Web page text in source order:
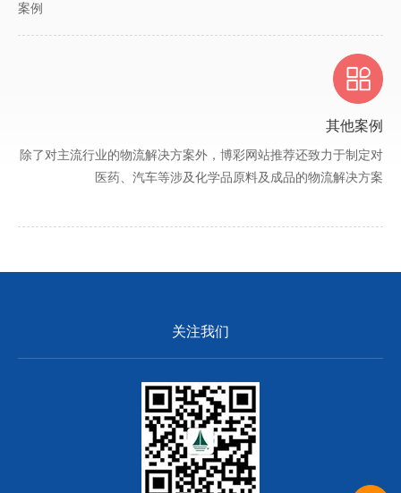
案例
其他案例
除了对主流行业的物流解决方案外，博彩网站推荐还致力于制定对
医药、汽车等涉及化学品原料及成品的物流解决方案
关注我们